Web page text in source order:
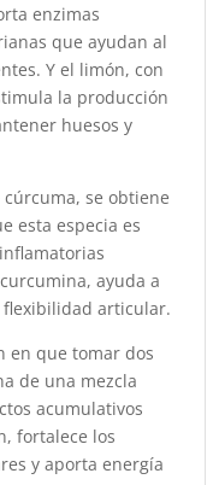
enzimas
que ayudan al
Y el limón, con
la producción
huesos y
se obtiene
esta especia es
ayuda a
articular.
en que tomar dos
de una mezcla
acumulativos
fortalece los
y aporta energía